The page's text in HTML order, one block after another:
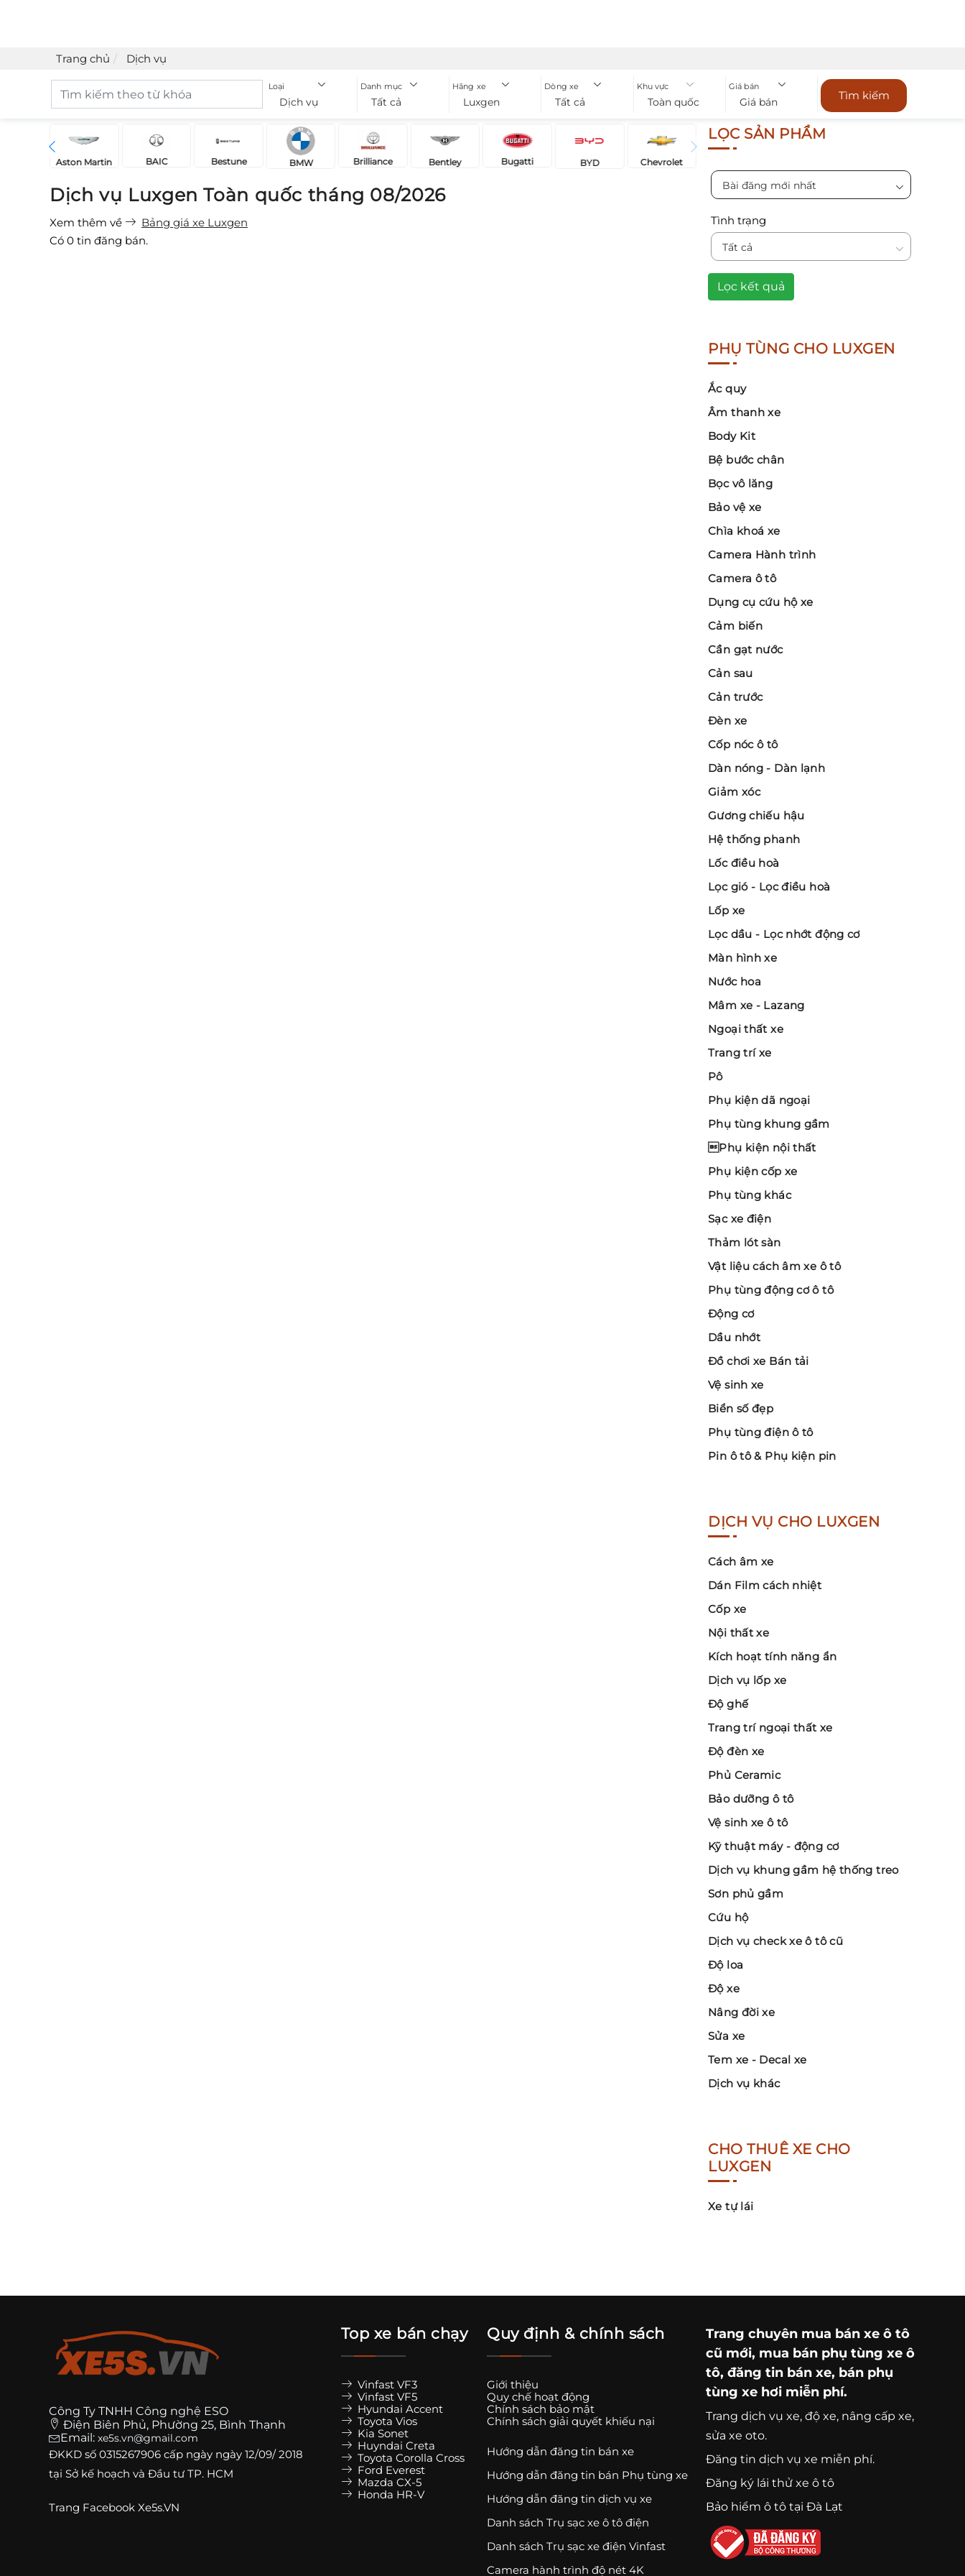
Trang chủ Dịch vụ
Loại
Dịch vụ
Danh mục
Tất cả
Hãng xe
Luxgen
Dòng xe
Tất cả
Khu vực
Toàn quốc
Giá bán
Giá bán Tìm kiếm
Aston Martin BAIC Bestune BMW Brilliance Bentley Bugatti BYD Chevrolet
Dịch vụ Luxgen Toàn quốc tháng 08/2026
Xem thêm về
Bảng giá xe Luxgen
Có 0 tin đăng bán.
LỌC SẢN PHẨM
Bài đăng mới nhất
Tình trạng
Tất cả
Lọc kết quả
PHỤ TÙNG CHO LUXGEN
Ắc quy
Âm thanh xe
Body Kit
Bệ bước chân
Bọc vô lăng
Bảo vệ xe
Chìa khoá xe
Camera Hành trình
Camera ô tô
Dụng cụ cứu hộ xe
Cảm biến
Cần gạt nước
Cản sau
Cản trước
Đèn xe
Cốp nóc ô tô
Dàn nóng - Dàn lạnh
Giảm xóc
Gương chiếu hậu
Hệ thống phanh
Lốc điều hoà
Lọc gió - Lọc điều hoà
Lốp xe
Lọc dầu - Lọc nhớt động cơ
Màn hình xe
Nước hoa
Mâm xe - Lazang
Ngoại thất xe
Trang trí xe
Pô
Phụ kiện dã ngoại
Phụ tùng khung gầm
Phụ kiện nội thất
Phụ kiện cốp xe
Phụ tùng khác
Sạc xe điện
Thảm lót sàn
Vật liệu cách âm xe ô tô
Phụ tùng động cơ ô tô
Động cơ
Dầu nhớt
Đồ chơi xe Bán tải
Vệ sinh xe
Biển số đẹp
Phụ tùng điện ô tô
Pin ô tô & Phụ kiện pin
DỊCH VỤ CHO LUXGEN
Cách âm xe
Dán Film cách nhiệt
Cốp xe
Nội thất xe
Kích hoạt tính năng ẩn
Dịch vụ lốp xe
Độ ghế
Trang trí ngoại thất xe
Độ đèn xe
Phủ Ceramic
Bảo dưỡng ô tô
Vệ sinh xe ô tô
Kỹ thuật máy - động cơ
Dịch vụ khung gầm hệ thống treo
Sơn phủ gầm
Cứu hộ
Dịch vụ check xe ô tô cũ
Độ loa
Độ xe
Nâng đời xe
Sửa xe
Tem xe - Decal xe
Dịch vụ khác
CHO THUÊ XE CHO
LUXGEN
Xe tự lái
Công Ty TNHH Công nghệ ESO
Điện Biên Phủ, Phường 25, Bình Thạnh
Email: xe5s.vn@gmail.com
ĐKKD số 0315267906 cấp ngày ngày 12/09/ 2018
tại Sở kế hoạch và Đầu tư TP. HCM
Trang Facebook Xe5s.VN
Top xe bán chạy
Vinfast VF3
Vinfast VF5
Hyundai Accent
Toyota Vios
Kia Sonet
Huyndai Creta
Toyota Corolla Cross
Ford Everest
Mazda CX-5
Honda HR-V
Quy định & chính sách
Giới thiệu
Quy chế hoạt động
Chính sách bảo mật
Chính sách giải quyết khiếu nại
Hướng dẫn đăng tin bán xe
Hướng dẫn đăng tin bán Phụ tùng xe
Hướng dẫn đăng tin dịch vụ xe
Danh sách Trụ sạc xe ô tô điện
Danh sách Trụ sạc xe điện Vinfast
Camera hành trình độ nét 4K
Trang chuyên mua bán xe ô tô
cũ mới, mua bán phụ tùng xe ô
tô, đăng tin bán xe, bán phụ
tùng xe hơi miễn phí.
Trang dịch vụ xe, độ xe, nâng cấp xe,
sửa xe oto.
Đăng tin dịch vụ xe miễn phí.
Đăng ký lái thử xe ô tô
Bảo hiểm ô tô tại Đà Lạt